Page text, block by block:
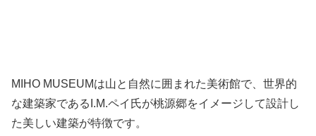
MIHO MUSEUMは山と自然に囲まれた美術館で、世界的
な建築家であるI.M.ペイ氏が桃源郷をイメージして設計し
た美しい建築が特徴です。